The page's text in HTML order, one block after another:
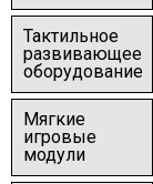
Тактильное
развивающее
оборудование
Мягкие
игровые
модули